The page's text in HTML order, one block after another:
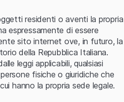
del server.
residenti o aventi la propria
espressamente di essere
sito internet ove, in futuro, la
della Repubblica Italiana.
leggi applicabili, qualsiasi
fisiche o giuridiche che
hanno la propria sede legale.